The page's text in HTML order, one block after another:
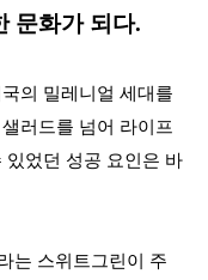
문화가 되다.
의 밀레니얼 세대를
러드를 넘어 라이프
있었던 성공 요인은 바
는 스위트그린이 주